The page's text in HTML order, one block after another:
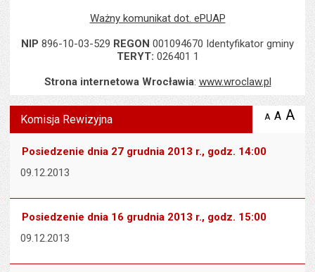
Ważny komunikat dot. ePUAP
NIP 896-10-03-529 REGON 001094670 Identyfikator gminy
TERYT: 026401 1
Strona internetowa Wrocławia: www.wroclaw.pl
Komisja Rewizyjna A zmniejsz
A A
Posiedzenie dnia 27 grudnia 2013 r., godz. 14:00
09.12.2013
Posiedzenie dnia 16 grudnia 2013 r., godz. 15:00
09.12.2013